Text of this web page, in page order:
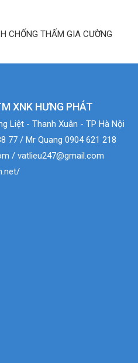
CHỐNG THẤM GIA CƯỜNG
XNK HƯNG PHÁT
Liệt - Thanh Xuân - TP Hà Nội
77 / Mr Quang 0904 621 218
/ vatlieu247@gmail.com